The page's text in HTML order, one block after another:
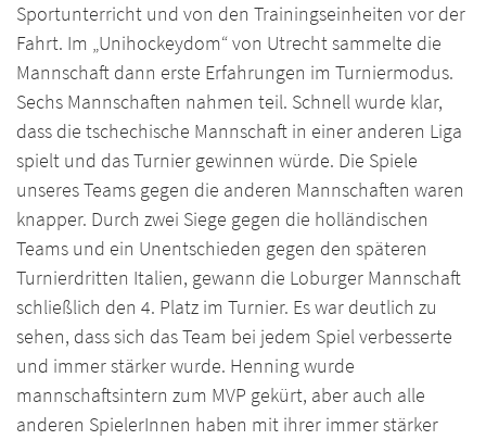
Sportunterricht und von den Trainingseinheiten vor der
Fahrt. Im „Unihockeydom“ von Utrecht sammelte die
Mannschaft dann erste Erfahrungen im Turniermodus.
Sechs Mannschaften nahmen teil. Schnell wurde klar,
dass die tschechische Mannschaft in einer anderen Liga
spielt und das Turnier gewinnen würde. Die Spiele
unseres Teams gegen die anderen Mannschaften waren
knapper. Durch zwei Siege gegen die holländischen
Teams und ein Unentschieden gegen den späteren
Turnierdritten Italien, gewann die Loburger Mannschaft
schließlich den 4. Platz im Turnier. Es war deutlich zu
sehen, dass sich das Team bei jedem Spiel verbesserte
und immer stärker wurde. Henning wurde
mannschaftsintern zum MVP gekürt, aber auch alle
anderen SpielerInnen haben mit ihrer immer stärker